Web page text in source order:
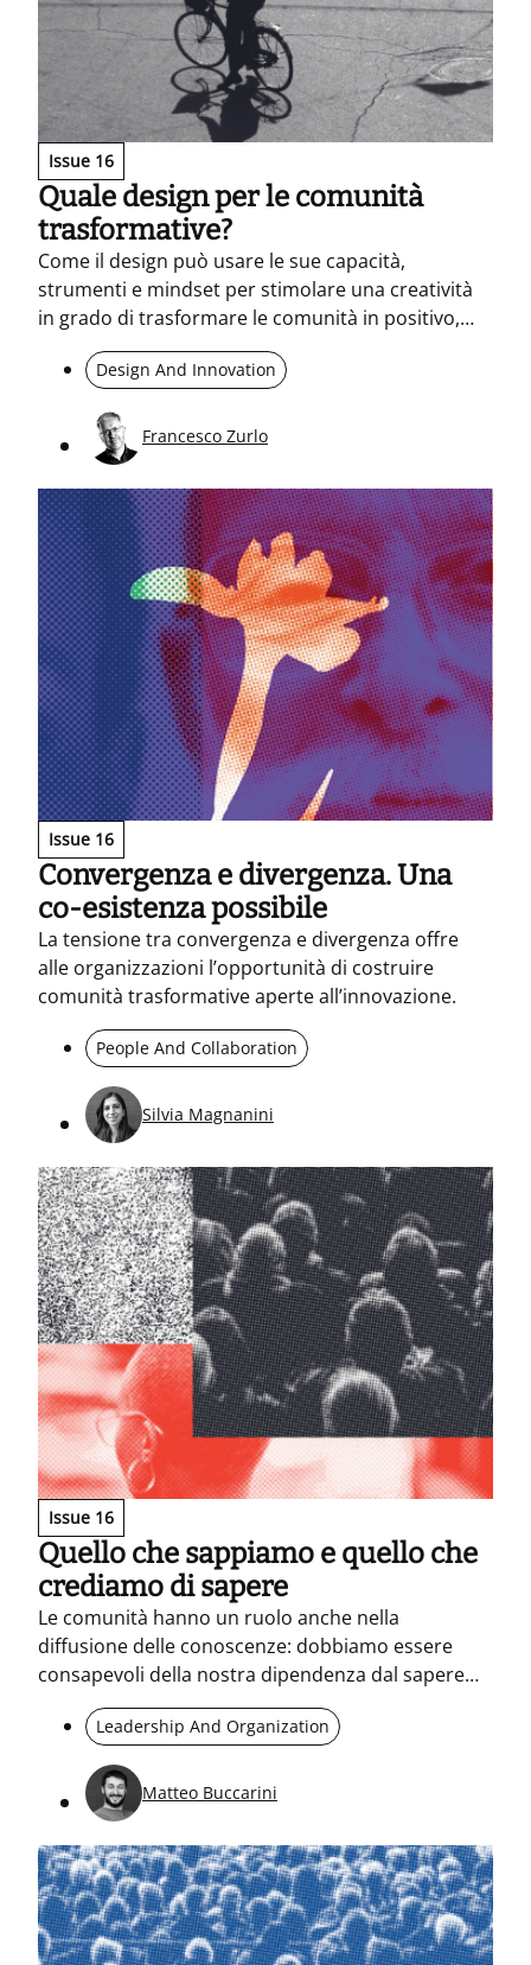
Issue 16
Quale design per le comunità
trasformative?
Come il design può usare le sue capacità,
strumenti e mindset per stimolare una creatività
in grado di trasformare le comunità in positivo,
abbinando la dimensione user centred a quella
community centred
Design And Innovation
Francesco Zurlo
Issue 16
Convergenza e divergenza. Una
co-esistenza possibile
La tensione tra convergenza e divergenza offre
alle organizzazioni l’opportunità di costruire
comunità trasformative aperte all’innovazione.
People And Collaboration
Silvia Magnanini
Issue 16
Quello che sappiamo e quello che
crediamo di sapere
Le comunità hanno un ruolo anche nella
diffusione delle conoscenze: dobbiamo essere
consapevoli della nostra dipendenza dal sapere
Leadership And Organization
Matteo Buccarini